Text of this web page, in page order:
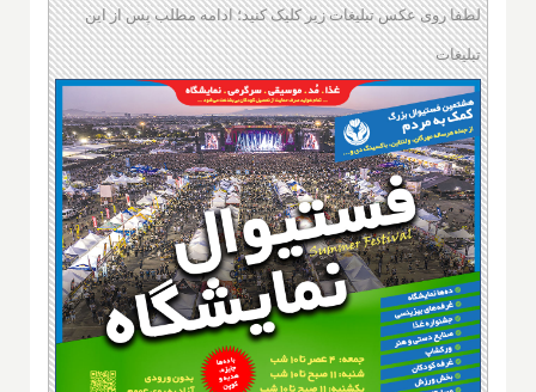
لطفا روی عکس تبلیغات زیر کلیک کنید؛ ادامه مطلب پس از این
تبلیغات